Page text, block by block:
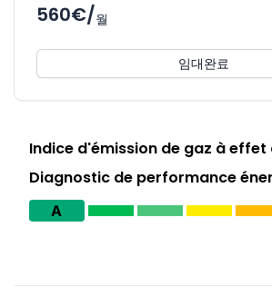
560€/월
임대완료
Indice d'émission de gaz à effet
Diagnostic de performance
A